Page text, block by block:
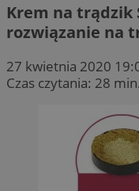
Krem na trądzik
rozwiązanie na
27 kwietnia 2020
Czas czytania: 28 min.